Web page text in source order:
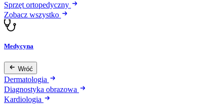
Sprzęt ortopedyczny
Zobacz wszystko
Medycyna
Wróć
Dermatologia
Diagnostyka obrazowa
Kardiologia